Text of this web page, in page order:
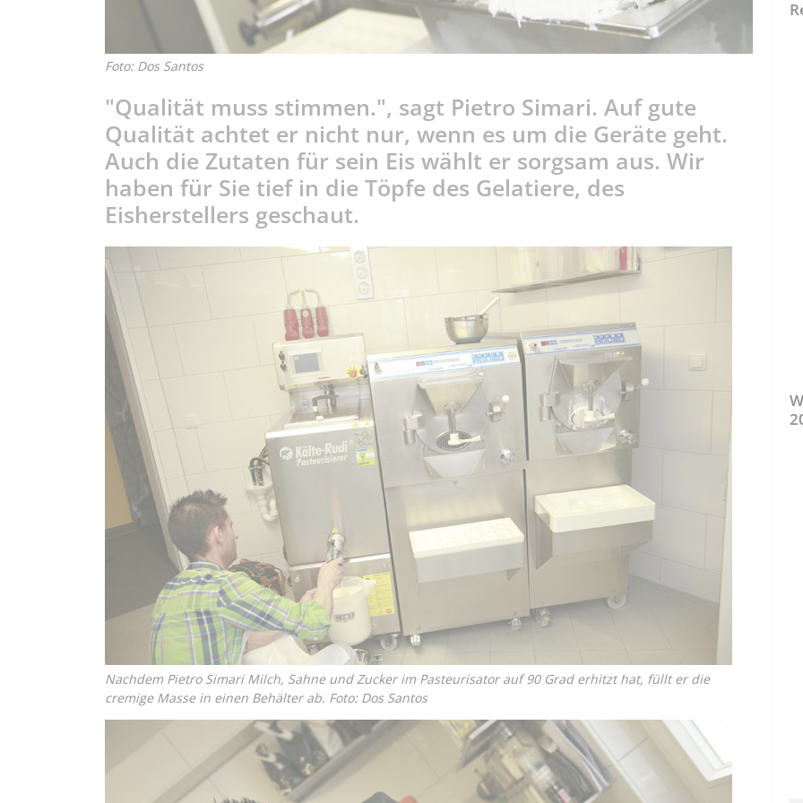
Foto: Dos Santos
"Qualität muss stimmen.", sagt Pietro Simari. Auf gute
Qualität achtet er nicht nur, wenn es um die Geräte geht.
Auch die Zutaten für sein Eis wählt er sorgsam aus. Wir
haben für Sie tief in die Töpfe des Gelatiere, des
Eisherstellers geschaut.
Nachdem Pietro Simari Milch, Sahne und Zucker im Pasteurisator auf 90 Grad erhitzt hat, füllt er die
cremige Masse in einen Behälter ab. Foto: Dos Santos